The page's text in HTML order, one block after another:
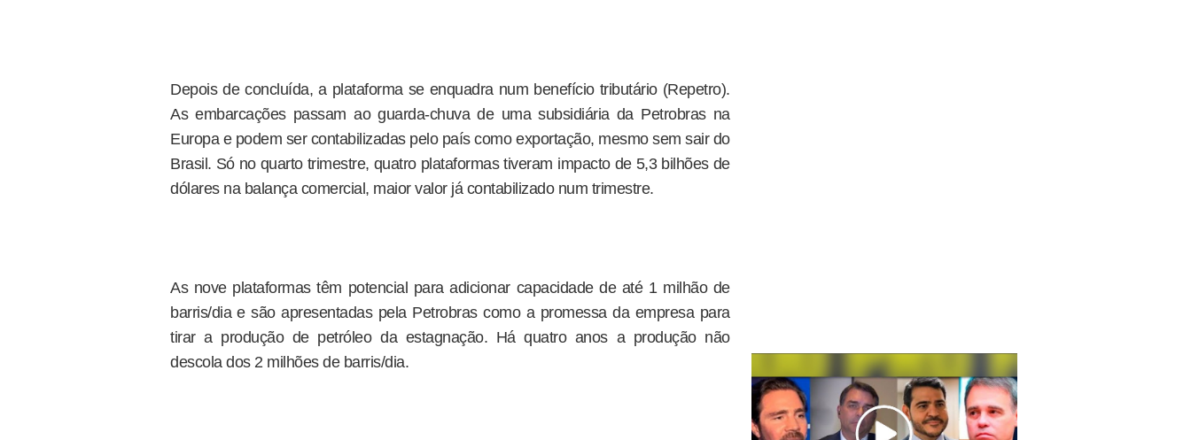
Depois de concluída, a plataforma se enquadra num benefício tributário (Repetro).
As embarcações passam ao guarda-chuva de uma subsidiária da Petrobras na
Europa e podem ser contabilizadas pelo país como exportação, mesmo sem sair do
Brasil. Só no quarto trimestre, quatro plataformas tiveram impacto de 5,3 bilhões de
dólares na balança comercial, maior valor já contabilizado num trimestre.
As nove plataformas têm potencial para adicionar capacidade de até 1 milhão de
barris/dia e são apresentadas pela Petrobras como a promessa da empresa para
tirar a produção de petróleo da estagnação. Há quatro anos a produção não
descola dos 2 milhões de barris/dia.